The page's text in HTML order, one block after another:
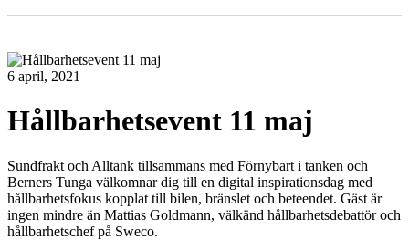
6 april, 2021
Hållbarhetsevent 11 maj
Sundfrakt och Alltank tillsammans med Förnybart i tanken och
Berners Tunga välkomnar dig till en digital inspirationsdag med
hållbarhetsfokus kopplat till bilen, bränslet och beteendet. Gäst är
ingen mindre än Mattias Goldmann, välkänd hållbarhetsdebattör och
hållbarhetschef på Sweco.